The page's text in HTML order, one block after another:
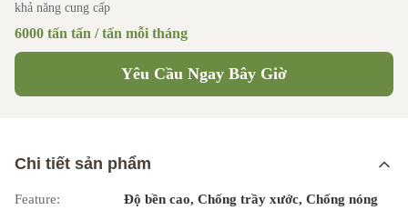
khả năng cung cấp
6000 tấn tấn / tấn mỗi tháng
Yêu Cầu Ngay Bây Giờ
Chi tiết sản phẩm
Feature:
Độ bền cao, Chống trầy xước, Chống nóng